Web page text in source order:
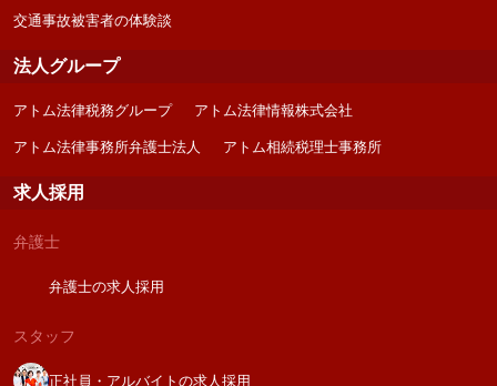
交通事故被害者の体験談
法人グループ
アトム法律税務グループ アトム法律情報株式会社
アトム法律事務所弁護士法人 アトム相続税理士事務所
求人採用
弁護士
弁護士の求人採用
スタッフ
正社員・アルバイトの求人採用